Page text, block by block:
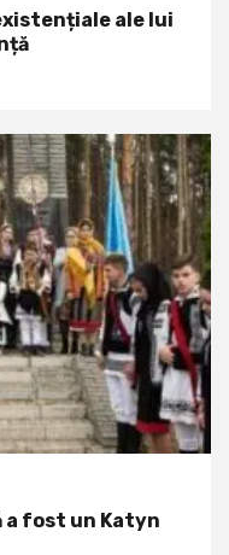
ale lui
a fost un Katyn